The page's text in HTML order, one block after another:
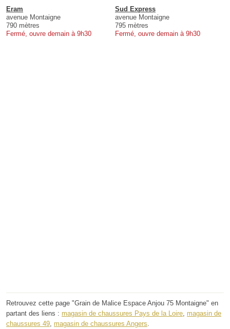
Eram
avenue Montaigne
790 mètres
Fermé, ouvre demain à 9h30
Sud Express
avenue Montaigne
795 mètres
Fermé, ouvre demain à 9h30
Retrouvez cette page "Grain de Malice Espace Anjou 75 Montaigne" en
partant des liens : magasin de chaussures Pays de la Loire magasin de
chaussures 49 magasin de chaussures Angers